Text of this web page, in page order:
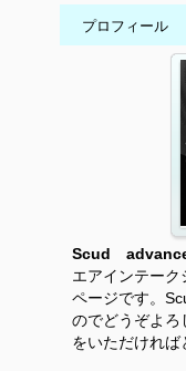
プロフィール
Scud
エアインテー
ページです。
のでどうぞよろ
をいただければ